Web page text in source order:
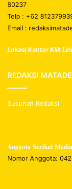
80237
Telp : +62
Email :
Lokasi Kantor Klik
REDAKSI
Susunan Redaksi
𝐀𝐧𝐠𝐠𝐨𝐭𝐚 𝐒𝐞𝐫𝐢𝐤𝐚𝐭
Nomor Anggota: